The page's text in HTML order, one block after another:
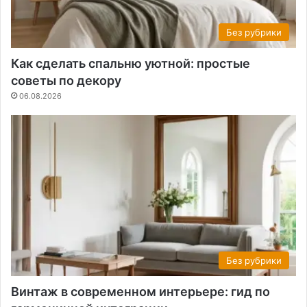
Без рубрики
Как сделать спальню уютной: простые
советы по декору
06.08.2026
Без рубрики
Винтаж в современном интерьере: гид по